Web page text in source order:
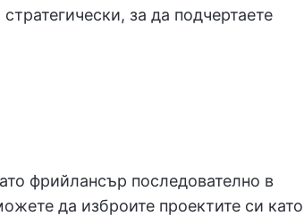
за да подчертаете
фрийлансър последователно в
да изброите проектите си като